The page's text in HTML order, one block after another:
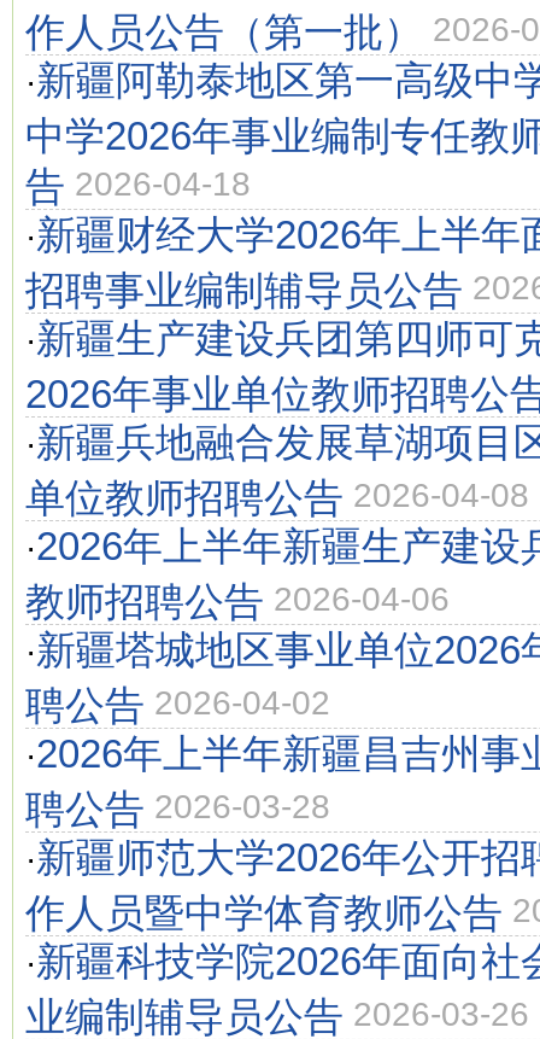
作人员公告（第一批）
2026-
·新疆阿勒泰地区第一高级中
中学2026年事业编制专任教
告 2026-04-18
·新疆财经大学2026年上半年
招聘事业编制辅导员公告
·新疆生产建设兵团第四师可
2026年事业单位教师招聘公
·新疆兵地融合发展草湖项目
单位教师招聘公告 2026-04-08
·2026年上半年新疆生产建设
教师招聘公告 2026-04-06
·新疆塔城地区事业单位2026
聘公告 2026-04-02
·2026年上半年新疆昌吉州事
聘公告 2026-03-28
·新疆师范大学2026年公开招
作人员暨中学体育教师公告
·新疆科技学院2026年面向社
业编制辅导员公告 2026-03-26